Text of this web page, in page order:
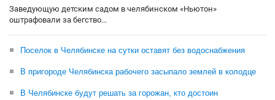
Заведующую детским садом в челябинском «Ньютон»
оштрафовали за бегство...
Поселок в Челябинске на сутки оставят без водоснабжения
В пригороде Челябинска рабочего засыпало землей в колодце
В Челябинске будут решать за горожан, кто достоин